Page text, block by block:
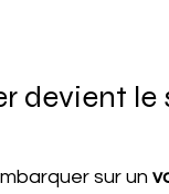
devient le
sur un